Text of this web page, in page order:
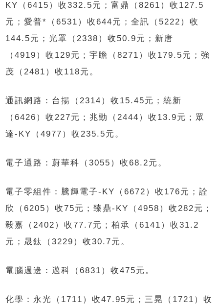
KY（6415）收332.5元；富鼎（8261）收127.5
元；愛普*（6531）收644元；全訊（5222）收
144.5元；光罩（2338）收50.9元；新唐
（4919）收129元；宇瞻（8271）收179.5元；強
茂（2481）收118元。
通訊網路：台揚（2314）收15.45元；統新
（6426）收227元；兆勁（2444）收13.9元；眾
達-KY（4977）收235.5元。
電子通路：蔚華科（3055）收68.2元。
電子零組件：騰輝電子-KY（6672）收176元；詮
欣（6205）收75元；臻鼎-KY（4958）收282元；
毅嘉（2402）收77.7元；柏承（6141）收31.2
元；晟鈦（3229）收30.7元。
電腦週邊：邁科（6831）收475元。
化學：永光（1711）收47.95元；三晃（1721）收